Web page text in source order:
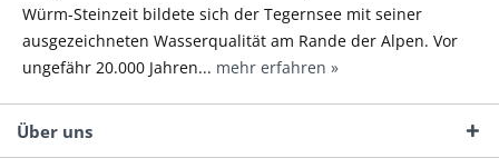
Würm-Steinzeit bildete sich der Tegernsee mit seiner
ausgezeichneten Wasserqualität am Rande der Alpen. Vor
ungefähr 20.000 Jahren... mehr erfahren »
Über uns